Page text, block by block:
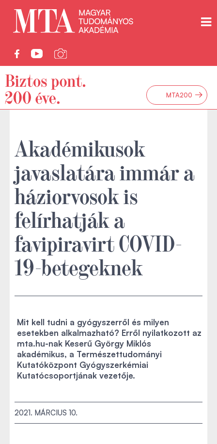
MTA200 →
Akadémikusok
javaslatára immár a
háziorvosok is
felírhatják a
favipiravirt COVID-
19-betegeknek
Mit kell tudni a gyógyszerről és milyen
esetekben alkalmazható? Erről nyilatkozott az
mta.hu-nak Keserű György Miklós
akadémikus, a Természettudományi
Kutatóközpont Gyógyszerkémiai
Kutatócsoportjának vezetője.
2021. MÁRCIUS 10.